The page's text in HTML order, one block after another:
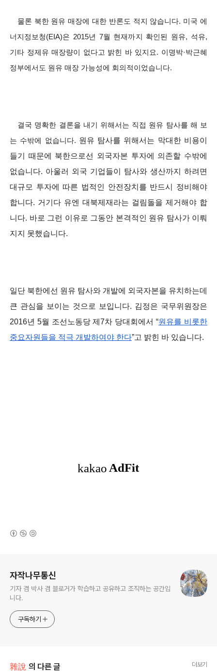
물론 북한 원유 매장에 대한 반론도 적지 않습니다. 미국 에
너지정보청(EIA)은 2015년 7월 현재까지 확인된 원유, 석유,
기타 정제유 매장량이 없다고 밝힌 바 있지요. 이명박·박근혜
정부에서도 원유 매장 가능성에 회의적이었습니다.
결국 명확한 결론을 내기 위해서는 직접 원유 탐사를 해 보
는 수밖에 없습니다. 원유 탐사를 위해서는 막대한 비용이
들기 때문에 북한으로선 외국자본 투자에 의존할 수밖에
없습니다. 아울러 외국 기업들이 탐사와 생산까지 하려면
대규모 투자에 따른 법적인 안전장치를 반드시 정비해야
합니다. 거기다 유엔 대북제재라는 걸림돌을 제거해야 합
니다. 바로 그런 이유로 그동안 본격적인 원유 탐사가 이뤄
지지 못했습니다.
일단 북한에선 원유 탐사와 개발에 외국자본을 유치하는데
큰 관심을 보이는 것으로 보입니다. 김정은 국무위원장은
2016년 5월 조선노동당 제7차 당대회에서 “원유를 비롯한
중요자원들을 적극 개발하여야 한다”고 밝힌 바 있습니다.
자작나무통신
기자 겸 박사 겸 블로거가 학습하고 공유하고 조직하는 공간입
니다.
구독하기
雜說 의 다른 글 더보기